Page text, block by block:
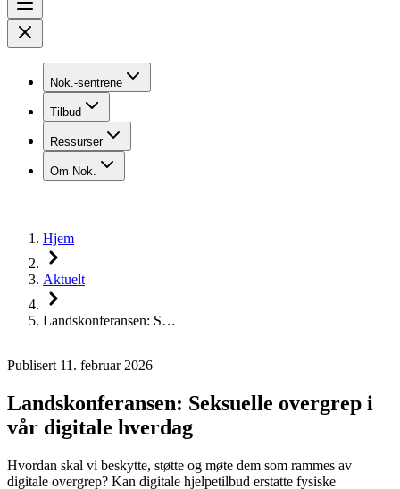
Nok.-sentrene
Tilbud
Ressurser
Om Nok.
Hjem
Aktuelt
Lands­konferansen: S…
Publisert 11. februar 2026
Lands­konferansen: Seksuelle over­grep i
vår digitale hverdag
Hvordan skal vi beskytte, støtte og møte dem som rammes av
digitale overgrep? Kan digitale hjelpetilbud erstatte fysiske